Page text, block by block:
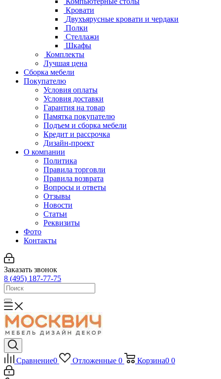
Кровати
Двухъярусные кровати и чердаки
Полки
Стеллажи
Шкафы
Комплекты
Лучшая цена
Сборка мебели
Покупателю
Условия оплаты
Условия доставки
Гарантия на товар
Памятка покупателю
Подъем и сборка мебели
Кредит и рассрочка
Дизайн-проект
О компании
Политика
Правила торговли
Правила возврата
Вопросы и ответы
Отзывы
Новости
Статьи
Реквизиты
Фото
Контакты
Заказать звонок
8 (495) 187-77-75
Сравнение0 Отложенные 0 Корзина0 0